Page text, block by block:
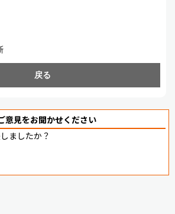
戻る
意見をお聞かせください
ましたか？